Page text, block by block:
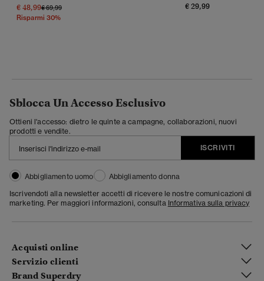
€ 48,99Prezzo Ridotto Da
€ 69,99A
Risparmi 30%
€ 29,99
Sblocca Un Accesso Esclusivo
Ottieni l'accesso: dietro le quinte a campagne, collaborazioni, nuovi
prodotti e vendite.
ISCRIVITI
Abbigliamento uomo
Abbigliamento donna
Iscrivendoti alla newsletter accetti di ricevere le nostre comunicazioni di
marketing. Per maggiori informazioni, consulta Informativa sulla privacy
Acquisti online
Servizio clienti
Brand Superdry